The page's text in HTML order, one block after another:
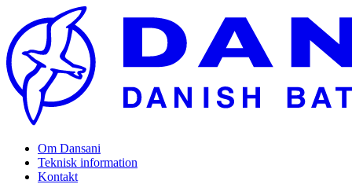
Om Dansani
Teknisk information
Kontakt